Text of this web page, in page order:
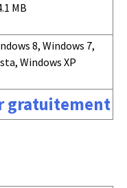
MB
8, Windows 7,
Windows XP
gratuitement